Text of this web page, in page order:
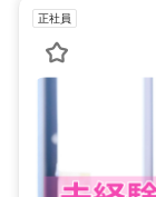
正社員